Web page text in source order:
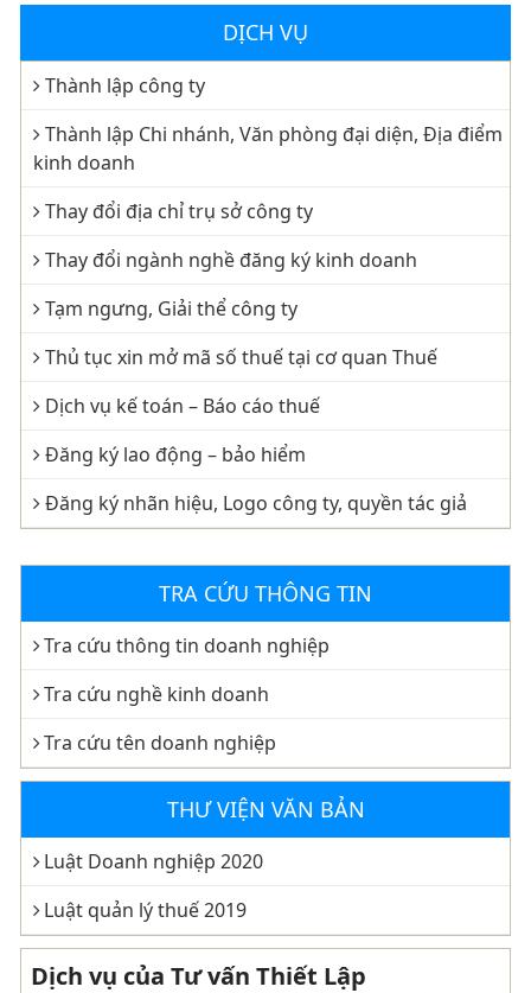
DỊCH VỤ
Thành lập công ty
Thành lập Chi nhánh, Văn phòng đại diện, Địa điểm
kinh doanh
Thay đổi địa chỉ trụ sở công ty
Thay đổi ngành nghề đăng ký kinh doanh
Tạm ngưng, Giải thể công ty
Thủ tục xin mở mã số thuế tại cơ quan Thuế
Dịch vụ kế toán – Báo cáo thuế
Đăng ký lao động – bảo hiểm
Đăng ký nhãn hiệu, Logo công ty, quyền tác giả
TRA CỨU THÔNG TIN
Tra cứu thông tin doanh nghiệp
Tra cứu nghề kinh doanh
Tra cứu tên doanh nghiệp
THƯ VIỆN VĂN BẢN
Luật Doanh nghiệp 2020
Luật quản lý thuế 2019
Dịch vụ của Tư vấn Thiết Lập